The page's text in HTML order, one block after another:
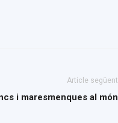
Article següent
i maresmenques al món